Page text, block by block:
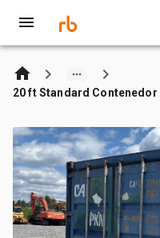
20 ft Standard